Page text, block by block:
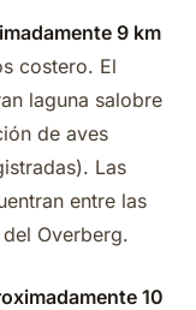
9 km
costero. El
laguna salobre
de aves
Las
entre las
Overberg.
10